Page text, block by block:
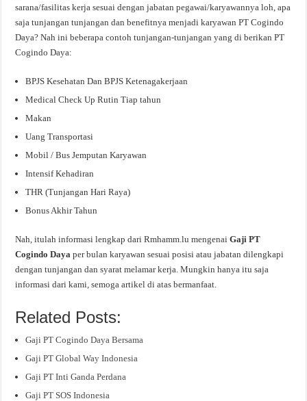
sarana/fasilitas kerja sesuai dengan jabatan pegawai/karyawannya loh, apa
saja tunjangan tunjangan dan benefitnya menjadi karyawan PT Cogindo
Daya? Nah ini beberapa contoh tunjangan-tunjangan yang di berikan PT
Cogindo Daya:
BPJS Kesehatan Dan BPJS Ketenagakerjaan
Medical Check Up Rutin Tiap tahun
Makan
Uang Transportasi
Mobil / Bus Jemputan Karyawan
Intensif Kehadiran
THR (Tunjangan Hari Raya)
Bonus Akhir Tahun
Nah, itulah informasi lengkap dari Rmhamm.lu mengenaiGaji PT
Cogindo Dayaper bulan karyawan sesuai posisi atau jabatan dilengkapi
dengan tunjangan dan syarat melamar kerja. Mungkin hanya itu saja
informasi dari kami, semoga artikel di atas bermanfaat.
Related Posts:
Gaji PT Cogindo Daya Bersama
Gaji PT Global Way Indonesia
Gaji PT Inti Ganda Perdana
Gaji PT SOS Indonesia